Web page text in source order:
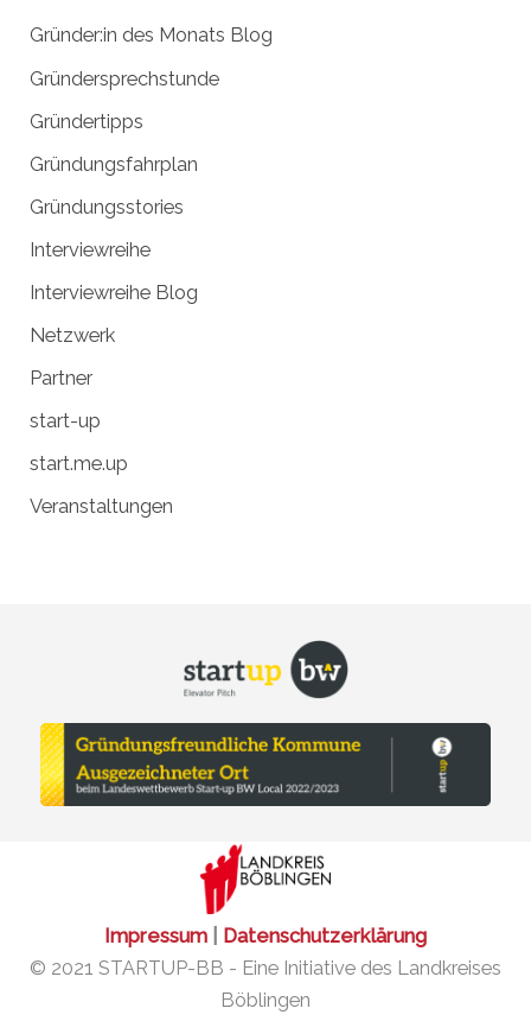
Gründer:in des Monats Blog
Gründersprechstunde
Gründertipps
Gründungsfahrplan
Gründungsstories
Interviewreihe
Interviewreihe Blog
Netzwerk
Partner
start-up
start.me.up
Veranstaltungen
Impressum
Datenschutzerklärung
© 2021 STARTUP-BB - Eine Initiative des Landkreises
Böblingen